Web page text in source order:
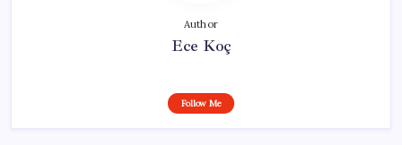
Author
Ece Koç
Follow Me